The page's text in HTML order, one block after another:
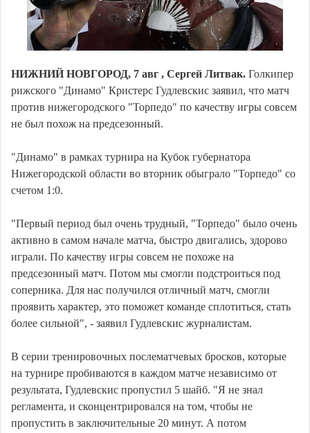
НИЖНИЙ НОВГОРОД, 7 авг , Сергей Литвак. Голкипер
рижского "Динамо" Кристерс Гудлевскис заявил, что матч
против нижегородского "Торпедо" по качеству игры совсем
не был похож на предсезонный.
"Динамо" в рамках турнира на Кубок губернатора
Нижегородской области во вторник обыграло "Торпедо" со
счетом 1:0.
"Первый период был очень трудный, "Торпедо" было очень
активно в самом начале матча, быстро двигались, здорово
играли. По качеству игры совсем не похоже на
предсезонный матч. Потом мы смогли подстроиться под
соперника. Для нас получился отличный матч, смогли
проявить характер, это поможет команде сплотиться, стать
более сильной", - заявил Гудлевскис журналистам.
В серии тренировочных послематчевых бросков, которые
на турнире пробиваются в каждом матче независимо от
результата, Гудлевскис пропустил 5 шайб. "Я не знал
регламента, и сконцентрировался на том, чтобы не
пропустить в заключительные 20 минут. А потом